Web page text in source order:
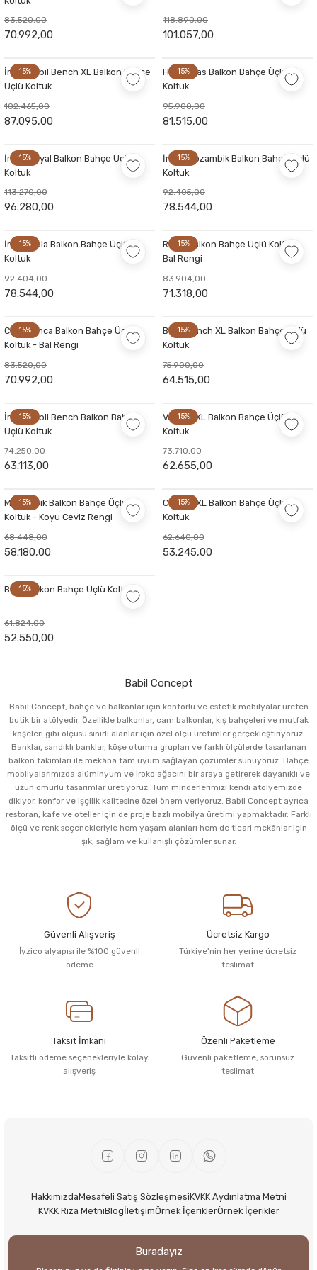
83.520,00
70.992,00
118.890,00
101.057,00
15%
İroko Babil Bench XL Balkon Bahçe
Üçlü Koltuk
102.465,00
87.095,00
15%
Halikarnas Balkon Bahçe Üçlü
Koltuk
95.900,00
81.515,00
15%
İroko Royal Balkon Bahçe Üçlü
Koltuk
113.270,00
96.280,00
15%
İroko Mozambik Balkon Bahçe Üçlü
Koltuk
92.405,00
78.544,00
15%
İroko Mola Balkon Bahçe Üçlü
Koltuk
92.404,00
78.544,00
15%
Royal Balkon Bahçe Üçlü Koltuk -
Bal Rengi
83.904,00
71.318,00
15%
Casablanca Balkon Bahçe Üçlü
Koltuk - Bal Rengi
83.520,00
70.992,00
15%
Babil Bench XL Balkon Bahçe Üçlü
Koltuk
75.900,00
64.515,00
15%
İroko Babil Bench Balkon Bahçe
Üçlü Koltuk
74.250,00
63.113,00
15%
Vesper XL Balkon Bahçe Üçlü
Koltuk
73.710,00
62.655,00
15%
Mozambik Balkon Bahçe Üçlü
Koltuk - Koyu Ceviz Rengi
68.448,00
58.180,00
15%
Capella XL Balkon Bahçe Üçlü
Koltuk
62.640,00
53.245,00
15%
Babil Balkon Bahçe Üçlü Koltuk
61.824,00
52.550,00
Babil Concept
Babil Concept, bahçe ve balkonlar için konforlu ve estetik mobilyalar üreten
butik bir atölyedir. Özellikle balkonlar, cam balkonlar, kış bahçeleri ve mutfak
köşeleri gibi ölçüsü sınırlı alanlar için özel ölçü üretimler gerçekleştiriyoruz.
Banklar, sandıklı banklar, köşe oturma grupları ve farklı ölçülerde tasarlanan
balkon takımları ile mekâna tam uyum sağlayan çözümler sunuyoruz. Bahçe
mobilyalarımızda alüminyum ve iroko ağacını bir araya getirerek dayanıklı ve
uzun ömürlü tasarımlar üretiyoruz. Tüm minderlerimizi kendi atölyemizde
dikiyor, konfor ve işçilik kalitesine özel önem veriyoruz. Babil Concept ayrıca
restoran, kafe ve oteller için de proje bazlı mobilya üretimi yapmaktadır. Farklı
ölçü ve renk seçenekleriyle hem yaşam alanları hem de ticari mekânlar için
şık, sağlam ve kullanışlı çözümler sunar.
Güvenli Alışveriş
İyzico alyapısı ile %100 güvenli
ödeme
Ücretsiz Kargo
Türkiye'nin her yerine ücretsiz
teslimat
Taksit İmkanı
Taksitli ödeme seçenekleriyle kolay
alışveriş
Özenli Paketleme
Güvenli paketleme, sorunsuz
teslimat
HakkımızdaMesafeli Satış SözleşmesiKVKK Aydınlatma Metni
KVKK Rıza MetniBlogİletişimÖrnek İçeriklerÖrnek İçerikler
Buradayız